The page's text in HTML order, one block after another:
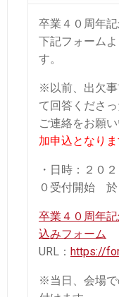
卒業４０周年
下記フォーム
す。
※以前、出欠事
て回答くださ
ご連絡をお願
加申込となり
・日時：２０
０受付開始 於
卒業４０周年
込みフォーム
URL： https://
※当日、会場で